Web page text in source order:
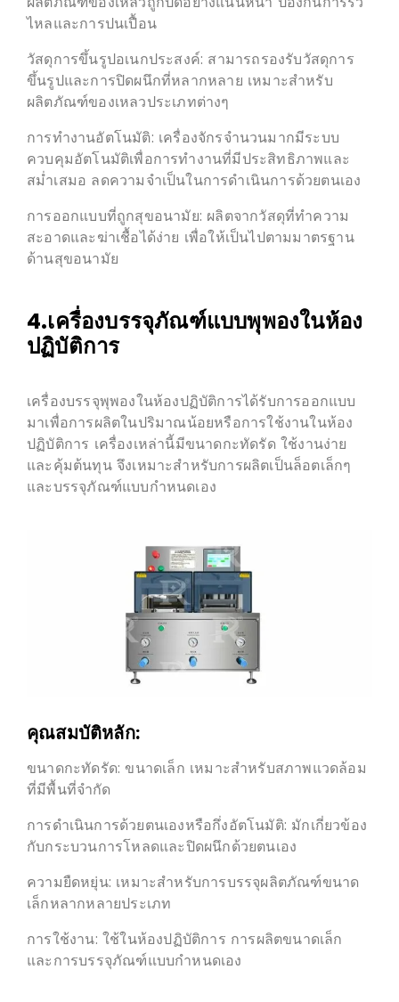
ไหลและการปนเปื้อน
วัสดุการขึ้นรูปอเนกประสงค์: สามารถรองรับวัสดุการ
ขึ้นรูปและการปิดผนึกที่หลากหลาย เหมาะสำหรับ
ผลิตภัณฑ์ของเหลวประเภทต่างๆ
การทำงานอัตโนมัติ: เครื่องจักรจำนวนมากมีระบบ
ควบคุมอัตโนมัติเพื่อการทำงานที่มีประสิทธิภาพและ
สม่ำเสมอ ลดความจำเป็นในการดำเนินการด้วยตนเอง
การออกแบบที่ถูกสุขอนามัย: ผลิตจากวัสดุที่ทำความ
สะอาดและฆ่าเชื้อได้ง่าย เพื่อให้เป็นไปตามมาตรฐาน
ด้านสุขอนามัย
4.เครื่องบรรจุภัณฑ์แบบพุพองในห้อง
ปฏิบัติการ
เครื่องบรรจุพุพองในห้องปฏิบัติการได้รับการออกแบบ
มาเพื่อการผลิตในปริมาณน้อยหรือการใช้งานในห้อง
ปฏิบัติการ เครื่องเหล่านี้มีขนาดกะทัดรัด ใช้งานง่าย
และคุ้มต้นทุน จึงเหมาะสำหรับการผลิตเป็นล็อตเล็กๆ
และบรรจุภัณฑ์แบบกำหนดเอง
คุณสมบัติหลัก:
ขนาดกะทัดรัด: ขนาดเล็ก เหมาะสำหรับสภาพแวดล้อม
ที่มีพื้นที่จำกัด
การดำเนินการด้วยตนเองหรือกึ่งอัตโนมัติ: มักเกี่ยวข้อง
กับกระบวนการโหลดและปิดผนึกด้วยตนเอง
ความยืดหยุ่น: เหมาะสำหรับการบรรจุผลิตภัณฑ์ขนาด
เล็กหลากหลายประเภท
การใช้งาน: ใช้ในห้องปฏิบัติการ การผลิตขนาดเล็ก
และการบรรจุภัณฑ์แบบกำหนดเอง